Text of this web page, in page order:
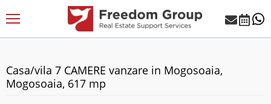
Casa/vila 7 CAMERE vanzare in Mogosoaia,
Mogosoaia, 617 mp